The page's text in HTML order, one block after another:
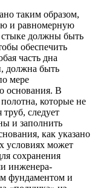
таким образом,
и равномерную
должны быть
обеспечить
часть дна
должна быть
мере
основания. В
которые не
следует
и заполнить
как указано
условиях может
сохранения
инженера-
фундаментом и